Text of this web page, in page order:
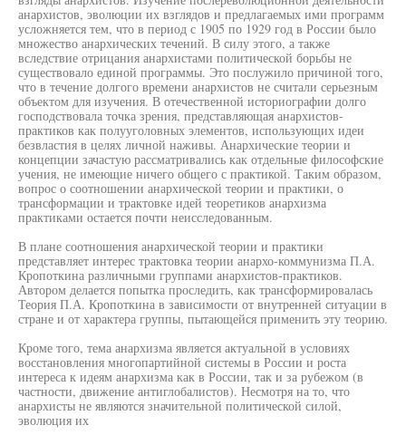
анархистов, эволюции их взглядов и предлагаемых ими программ
усложняется тем, что в период с 1905 по 1929 год в России было
множество анархических течений. В силу этого, а также
вследствие отрицания анархистами политической борьбы не
существовало единой программы. Это послужило причиной того,
что в течение долгого времени анархистов не считали серьезным
объектом для изучения. В отечественной историографии долго
господствовала точка зрения, представляющая анархистов-
практиков как полууголовных элементов, использующих идеи
безвластия в целях личной наживы. Анархические теории и
концепции зачастую рассматривались как отдельные философские
учения, не имеющие ничего общего с практикой. Таким образом,
вопрос о соотношении анархической теории и практики, о
трансформации и трактовке идей теоретиков анархизма
практиками остается почти неисследованным.
В плане соотношения анархической теории и практики
представляет интерес трактовка теории анархо-коммунизма П.А.
Кропоткина различными группами анархистов-практиков.
Автором делается попытка проследить, как трансформировалась
Теория П.А. Кропоткина в зависимости от внутренней ситуации в
стране и от характера группы, пытающейся применить эту теорию.
Кроме того, тема анархизма является актуальной в условиях
восстановления многопартийной системы в России и роста
интереса к идеям анархизма как в России, так и за рубежом (в
частности, движение антиглобалистов). Несмотря на то, что
анархисты не являются значительной политической силой,
эволюция их